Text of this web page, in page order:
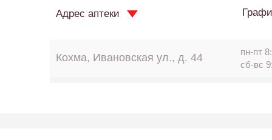
Адрес аптеки
Кохма, Ивановская ул., д. 44
пн-пт
сб-вс